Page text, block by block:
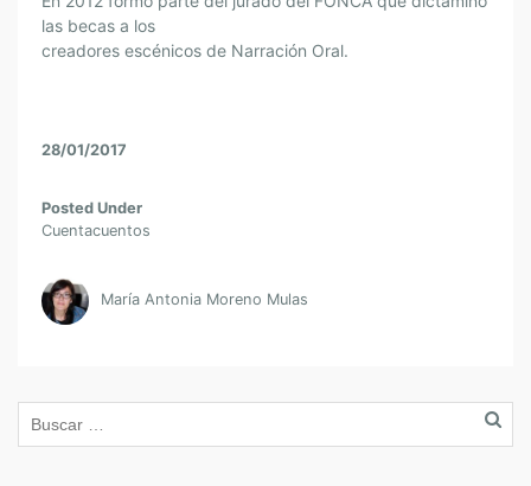
las becas a los
creadores escénicos de Narración Oral.
28/01/2017
Posted Under
Cuentacuentos
María Antonia Moreno Mulas